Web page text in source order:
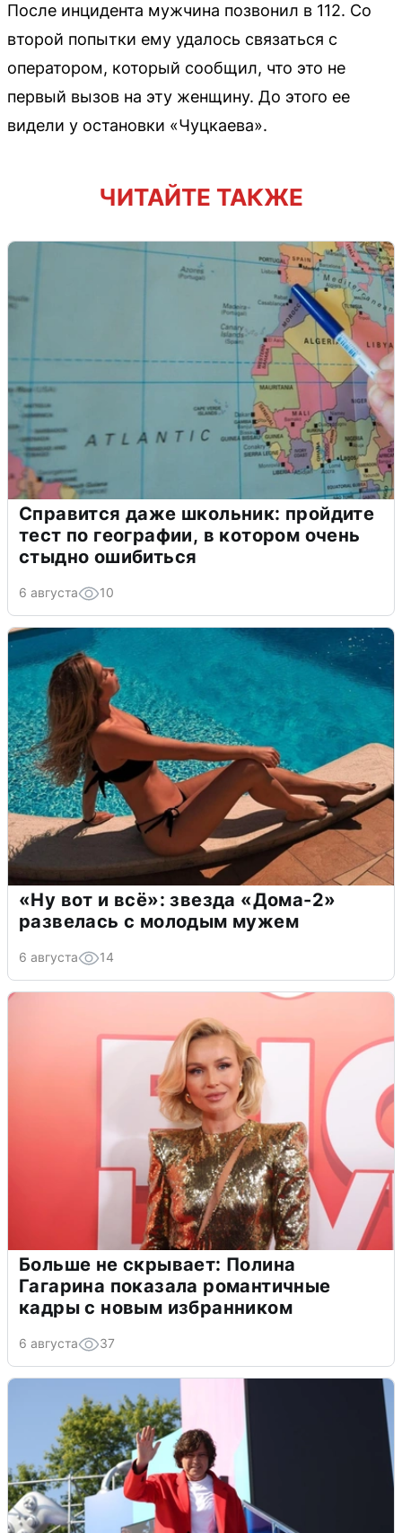
После инцидента мужчина позвонил в 112. Со
второй попытки ему удалось связаться с
оператором, который сообщил, что это не
первый вызов на эту женщину. До этого ее
видели у остановки «Чуцкаева».
ЧИТАЙТЕ ТАКЖЕ
Справится даже школьник: пройдите
тест по географии, в котором очень
стыдно ошибиться
6 августа 10
«Ну вот и всё»: звезда «Дома-2»
развелась с молодым мужем
6 августа 14
Больше не скрывает: Полина
Гагарина показала романтичные
кадры с новым избранником
6 августа 37